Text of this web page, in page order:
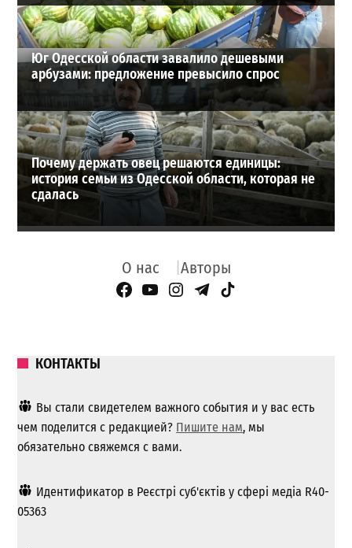
Юг Одесской области завалило дешевыми
арбузами: предложение превысило спрос
Почему держать овец решаются единицы:
история семьи из Одесской области, которая не
сдалась
О нас Авторы
Facebook Page
YouTube
Instagram
Telegram
TikTok
КОНТАКТЫ
Вы стали свидетелем важного события и у вас есть
чем поделится с редакцией? Пишите нам, мы
обязательно свяжемся с вами.
Идентификатор в Реєстрі суб'єктів у сфері медіа R40-
05363